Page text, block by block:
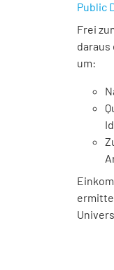
Public
Frei
daraus
um: